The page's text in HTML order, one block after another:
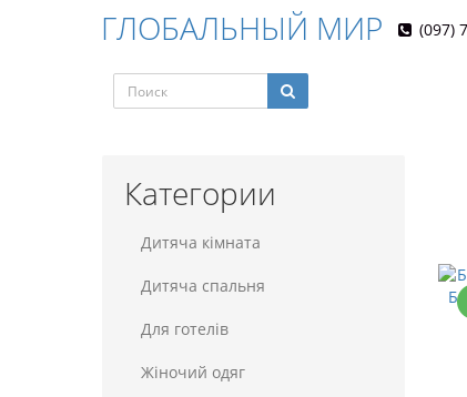
ГЛОБАЛЬНЫЙ МИР (097)
Категории
Дитяча кімната
Дитяча спальня
Для готелiв
Жіночий одяг